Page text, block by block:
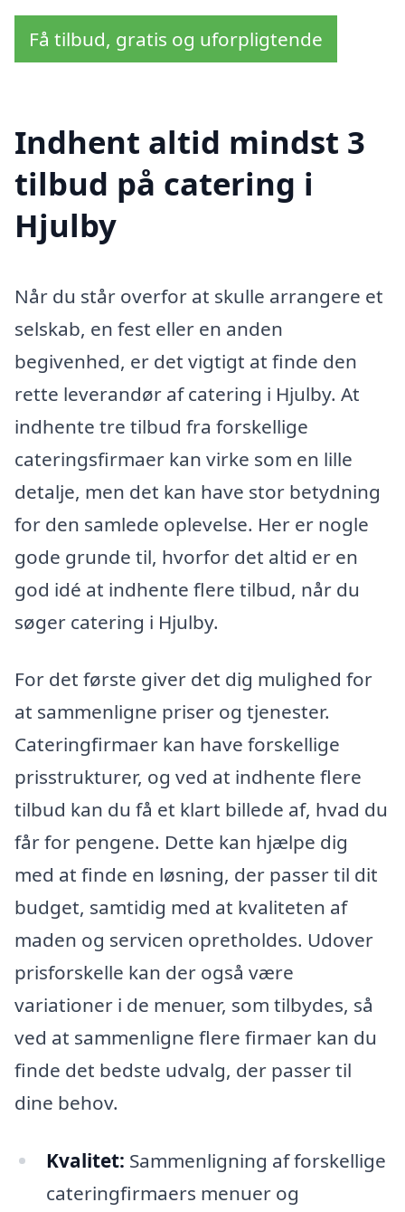
Få tilbud, gratis og uforpligtende
Indhent altid mindst 3
tilbud på catering i
Hjulby
Når du står overfor at skulle arrangere et
selskab, en fest eller en anden
begivenhed, er det vigtigt at finde den
rette leverandør af catering i Hjulby. At
indhente tre tilbud fra forskellige
cateringsfirmaer kan virke som en lille
detalje, men det kan have stor betydning
for den samlede oplevelse. Her er nogle
gode grunde til, hvorfor det altid er en
god idé at indhente flere tilbud, når du
søger catering i Hjulby.
For det første giver det dig mulighed for
at sammenligne priser og tjenester.
Cateringfirmaer kan have forskellige
prisstrukturer, og ved at indhente flere
tilbud kan du få et klart billede af, hvad du
får for pengene. Dette kan hjælpe dig
med at finde en løsning, der passer til dit
budget, samtidig med at kvaliteten af
maden og servicen opretholdes. Udover
prisforskelle kan der også være
variationer i de menuer, som tilbydes, så
ved at sammenligne flere firmaer kan du
finde det bedste udvalg, der passer til
dine behov.
Kvalitet: Sammenligning af forskellige
cateringfirmaers menuer og